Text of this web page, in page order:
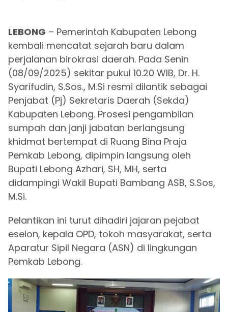
LEBONG – Pemerintah Kabupaten Lebong
kembali mencatat sejarah baru dalam
perjalanan birokrasi daerah. Pada Senin
(08/09/2025) sekitar pukul 10.20 WIB, Dr. H.
Syarifudin, S.Sos., M.Si resmi dilantik sebagai
Penjabat (Pj) Sekretaris Daerah (Sekda)
Kabupaten Lebong. Prosesi pengambilan
sumpah dan janji jabatan berlangsung
khidmat bertempat di Ruang Bina Praja
Pemkab Lebong, dipimpin langsung oleh
Bupati Lebong Azhari, SH, MH, serta
didampingi Wakil Bupati Bambang ASB, S.Sos,
M.Si.
Pelantikan ini turut dihadiri jajaran pejabat
eselon, kepala OPD, tokoh masyarakat, serta
Aparatur Sipil Negara (ASN) di lingkungan
Pemkab Lebong.